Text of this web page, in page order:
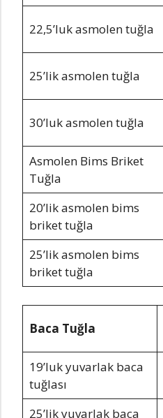
22,5’luk asmolen tuğla
25’lik asmolen tuğla
30’luk asmolen tuğla
Asmolen Bims Briket
Tuğla
20’lik asmolen bims
briket tuğla
25’lik asmolen bims
briket tuğla
Baca Tuğla
19’luk yuvarlak baca
tuğlası
25’lik yuvarlak baca